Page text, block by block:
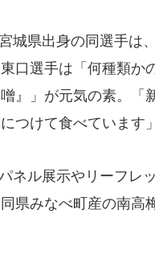
城県出身の同選手は
口選手は「何種類か
』」が元気の素。「
つけて食べています
ル展示やリーフレッ
県みなべ町産の南高